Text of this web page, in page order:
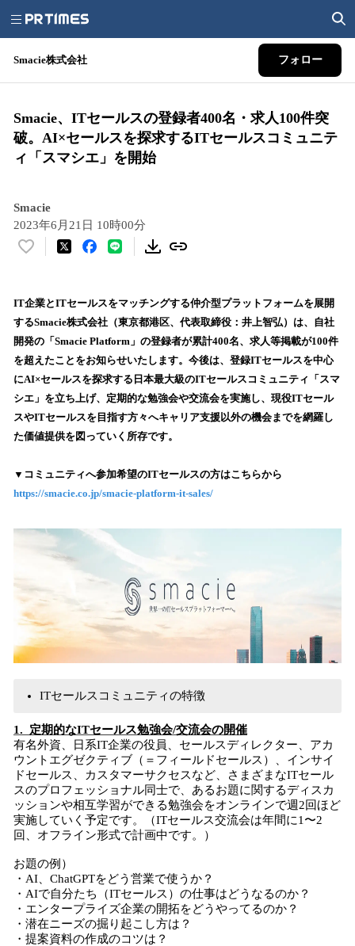
Smacie株式会社 フォロー
Smacie、ITセールスの登録者400名・求人100件突
破。AI×セールスを探求するITセールスコミュニテ
ィ「スマシエ」を開始
Smacie
2023年6月21日 10時00分
い
！
数
を
読
込
み
中
で
IT企業とITセールスをマッチングする仲介型プラットフォームを展開
するSmacie株式会社（東京都港区、代表取締役：井上智弘）は、自社
開発の「Smacie Platform」の登録者が累計400名、求人等掲載が100件
を超えたことをお知らせいたします。今後は、登録ITセールスを中心
にAI×セールスを探求する日本最大級のITセールスコミュニティ「スマ
シエ」を立ち上げ、定期的な勉強会や交流会を実施し、現役ITセール
スやITセールスを目指す方々へキャリア支援以外の機会までを網羅し
た価値提供を図っていく所存です。
▼コミュニティへ参加希望のITセールスの方はこちらから
https://smacie.co.jp/smacie-platform-it-sales/
ITセールスコミュニティの特徴
1. 定期的なITセールス勉強会/交流会の開催
有名外資、日系IT企業の役員、セールスディレクター、アカ
ウントエグゼクティブ（＝フィールドセールス）、インサイ
ドセールス、カスタマーサクセスなど、さまざまなITセール
スのプロフェッショナル同士で、あるお題に関するディスカ
ッションや相互学習ができる勉強会をオンラインで週2回ほど
実施していく予定です。（ITセールス交流会は年間に1〜2
回、オフライン形式で計画中です。）
お題の例）
・AI、ChatGPTをどう営業で使うか？
・AIで自分たち（ITセールス）の仕事はどうなるのか？
・エンタープライズ企業の開拓をどうやってるのか？
・潜在ニーズの掘り起こし方は？
・提案資料の作成のコツは？